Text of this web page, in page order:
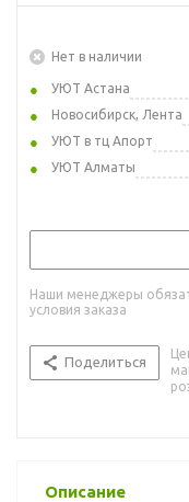
Нет в наличии
УЮТ Астана
Новосибирск, Лента
УЮТ в тц Апорт
УЮТ Алматы
Наши менеджеры
условия заказа
Поделиться
Описание